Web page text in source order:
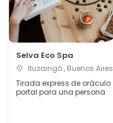
Selva Eco Spa
Ituzaingó , Buenos Aires
Tirada express de oráculo
portal para una persona